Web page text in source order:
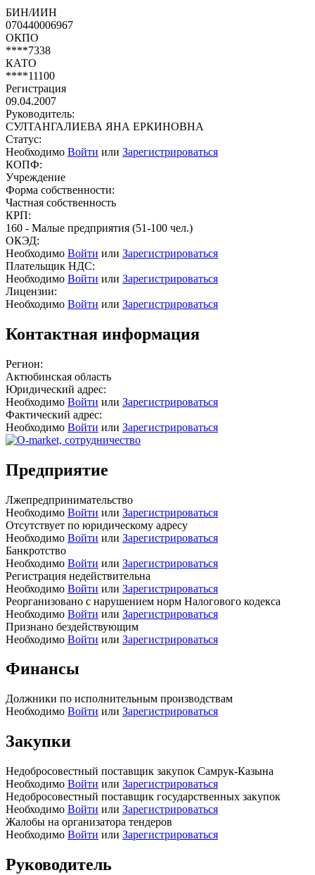
БИН/ИИН
070440006967
ОКПО
****7338
КАТО
****11100
Регистрация
09.04.2007
Руководитель:
СУЛТАНГАЛИЕВА ЯНА ЕРКИНОВНА
Статус:
Необходимо Войти или Зарегистрироваться
КОПФ:
Учреждение
Форма собственности:
Частная собственность
КРП:
160 - Малые предприятия (51-100 чел.)
ОКЭД:
Необходимо Войти или Зарегистрироваться
Плательщик НДС:
Необходимо Войти или Зарегистрироваться
Лицензии:
Необходимо Войти или Зарегистрироваться
Контактная информация
Регион:
Актюбинская область
Юридический адрес:
Необходимо Войти или Зарегистрироваться
Фактический адрес:
Необходимо Войти или Зарегистрироваться
Предприятие
Лжепредпринимательство
Необходимо Войти или Зарегистрироваться
Отсутствует по юридическому адресу
Необходимо Войти или Зарегистрироваться
Банкротство
Необходимо Войти или Зарегистрироваться
Регистрация недействительна
Необходимо Войти или Зарегистрироваться
Реорганизовано с нарушением норм Налогового кодекса
Необходимо Войти или Зарегистрироваться
Признано бездействующим
Необходимо Войти или Зарегистрироваться
Финансы
Должники по исполнительным производствам
Необходимо Войти или Зарегистрироваться
Закупки
Недобросовестный поставщик закупок Самрук-Казына
Необходимо Войти или Зарегистрироваться
Недобросовестный поставщик государственных закупок
Необходимо Войти или Зарегистрироваться
Жалобы на организатора тендеров
Необходимо Войти или Зарегистрироваться
Руководитель